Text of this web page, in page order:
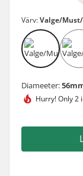
Värv:Valge/
Diameeter:
Hurry!Only 2